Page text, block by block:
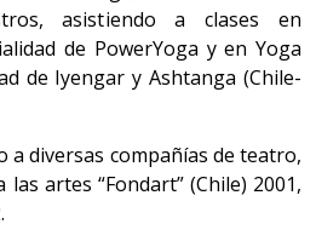
asistiendo a clases en
de PowerYoga y en Yoga
de Iyengar y Ashtanga (Chile-
a diversas compañías de teatro,
artes “Fondart” (Chile) 2001,